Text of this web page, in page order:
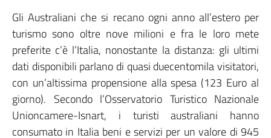
Gli Australiani che si recano ogni anno all’estero per
turismo sono oltre nove milioni e fra le loro mete
preferite c’è l’Italia, nonostante la distanza: gli ultimi
dati disponibili parlano di quasi duecentomila visitatori,
con un’altissima propensione alla spesa (123 Euro al
giorno). Secondo l’Osservatorio Turistico Nazionale
Unioncamere-Isnart, i turisti australiani hanno
consumato in Italia beni e servizi per un valore di 945